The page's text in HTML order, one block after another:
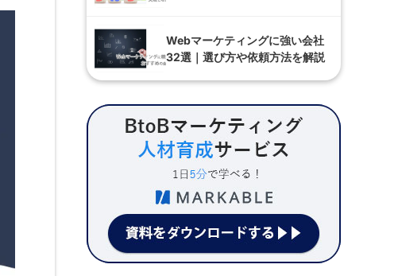
Webマーケティングに強い会社
32選｜選び方や依頼方法を解説